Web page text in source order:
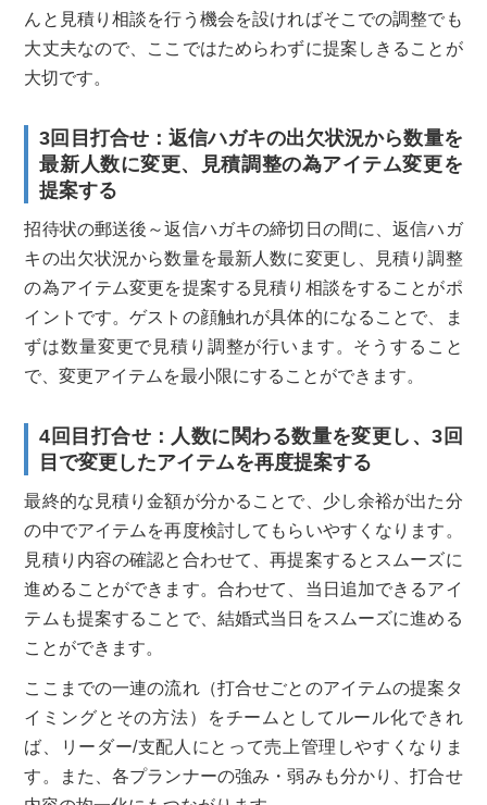
んと見積り相談を行う機会を設ければそこでの調整でも
大丈夫なので、ここではためらわずに提案しきることが
大切です。
3回目打合せ：返信ハガキの出欠状況から数量を
最新人数に変更、見積調整の為アイテム変更を
提案する
招待状の郵送後～返信ハガキの締切日の間に、返信ハガ
キの出欠状況から数量を最新人数に変更し、見積り調整
の為アイテム変更を提案する見積り相談をすることがポ
イントです。ゲストの顔触れが具体的になることで、ま
ずは数量変更で見積り調整が行います。そうすること
で、変更アイテムを最小限にすることができます。
4回目打合せ：人数に関わる数量を変更し、3回
目で変更したアイテムを再度提案する
最終的な見積り金額が分かることで、少し余裕が出た分
の中でアイテムを再度検討してもらいやすくなります。
見積り内容の確認と合わせて、再提案するとスムーズに
進めることができます。合わせて、当日追加できるアイ
テムも提案することで、結婚式当日をスムーズに進める
ことができます。
ここまでの一連の流れ（打合せごとのアイテムの提案タ
イミングとその方法）をチームとしてルール化できれ
ば、リーダー/支配人にとって売上管理しやすくなりま
す。また、各プランナーの強み・弱みも分かり、打合せ